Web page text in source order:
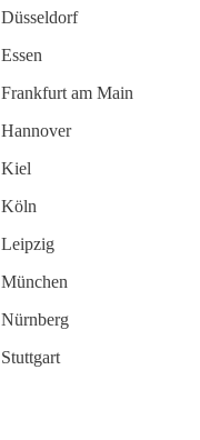
Düsseldorf
Essen
Frankfurt am Main
Hannover
Kiel
Köln
Leipzig
München
Nürnberg
Stuttgart